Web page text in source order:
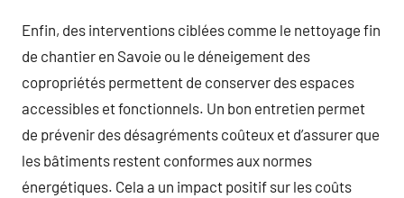
Enfin, des interventions ciblées comme le nettoyage fin
de chantier en Savoie ou le déneigement des
copropriétés permettent de conserver des espaces
accessibles et fonctionnels. Un bon entretien permet
de prévenir des désagréments coûteux et d’assurer que
les bâtiments restent conformes aux normes
énergétiques. Cela a un impact positif sur les coûts